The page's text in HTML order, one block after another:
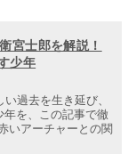
宮士郎を解説！
少年
過去を生き延び、
年を、この記事で徹
いアーチャーとの関